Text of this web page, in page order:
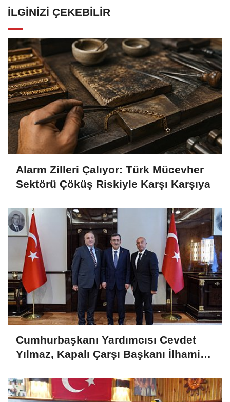
İLGINIZI ÇEKEBILIR
Alarm Zilleri Çalıyor: Türk Mücevher
Sektörü Çöküş Riskiyle Karşı Karşıya
Cumhurbaşkanı Yardımcısı Cevdet
Yılmaz, Kapalı Çarşı Başkanı İlhami